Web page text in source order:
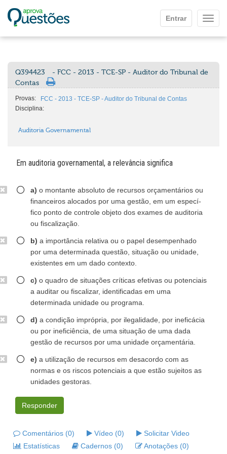
Entrar
Q394423
- FCC - 2013 - TCE-SP - Auditor do Tribunal de
Contas
Provas:
FCC - 2013 - TCE-SP - Auditor do Tribunal de Contas
Disciplina:
Auditoria Governamental
Em auditoria governamental, a relevância significa
a) o montante absoluto de recursos orçamentários ou
financeiros alocados por uma gestão, em um especí-
fico ponto de controle objeto dos exames de auditoria
ou fiscalização.
b) a importância relativa ou o papel desempenhado
por uma determinada questão, situação ou unidade,
existentes em um dado contexto.
c) o quadro de situações críticas efetivas ou potenciais
a auditar ou fiscalizar, identificadas em uma
determinada unidade ou programa.
d) a condição imprópria, por ilegalidade, por ineficácia
ou por ineficiência, de uma situação de uma dada
gestão de recursos por uma unidade orçamentária.
e) a utilização de recursos em desacordo com as
normas e os riscos potenciais a que estão sujeitos as
unidades gestoras.
Responder
Comentários (0) Vídeo (0)
Solicitar Video
Estatísticas
Cadernos (0) Anotações (0)